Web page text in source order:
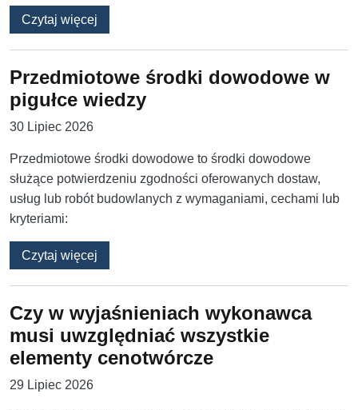
Czytaj więcej
Przedmiotowe środki dowodowe w
pigułce wiedzy
30 Lipiec 2026
Przedmiotowe środki dowodowe to środki dowodowe
służące potwierdzeniu zgodności oferowanych dostaw,
usług lub robót budowlanych z wymaganiami, cechami lub
kryteriami:
Czytaj więcej
Czy w wyjaśnieniach wykonawca
musi uwzględniać wszystkie
elementy cenotwórcze
29 Lipiec 2026